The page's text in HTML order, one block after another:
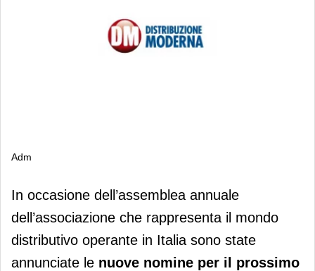
Adm
Adm
In occasione dell’assemblea annuale
dell’associazione che rappresenta il mondo
distributivo operante in Italia sono state
annunciate le nuove nomine per il prossimo